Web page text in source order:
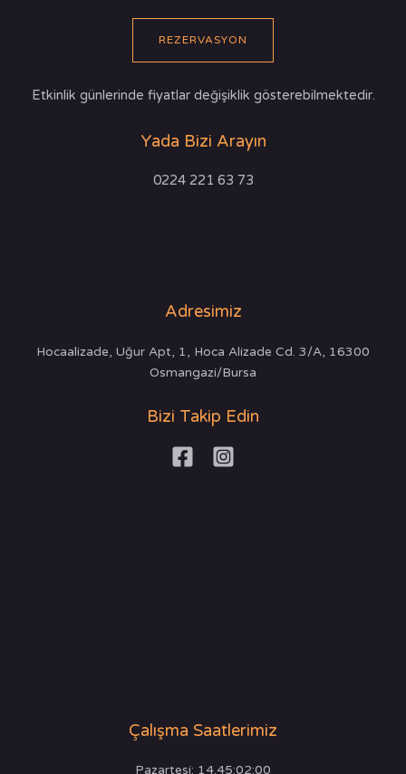
REZERVASYON
Etkinlik günlerinde fiyatlar değişiklik gösterebilmektedir.
Yada Bizi Arayın
0224 221 63 73
Adresimiz
Hocaalizade, Uğur Apt, 1, Hoca Alizade Cd. 3/A, 16300
Osmangazi/Bursa
Bizi Takip Edin
Çalışma Saatlerimiz
Pazartesi: 14.45:02:00